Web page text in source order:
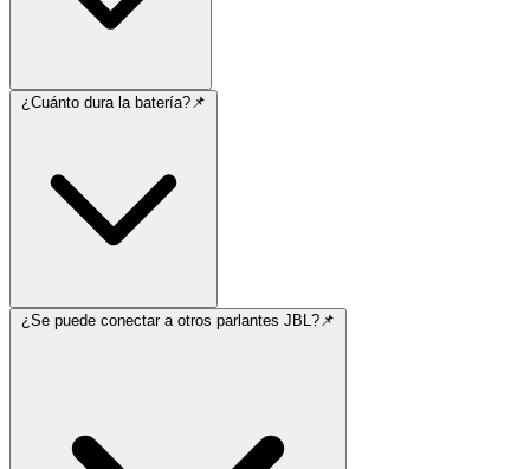
¿Cuánto dura la batería?📌
¿Se puede conectar a otros parlantes JBL?📌